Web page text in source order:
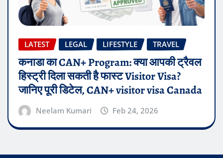
LATEST LEGAL LIFESTYLE TRAVEL
कनाडा का CAN+ Program: क्या आपकी ट्रैवल
हिस्ट्री दिला सकती है फास्ट Visitor Visa?
जानिए पूरी डिटेल, CAN+ visitor visa Canada
Neelam Kumari Feb 24, 2026